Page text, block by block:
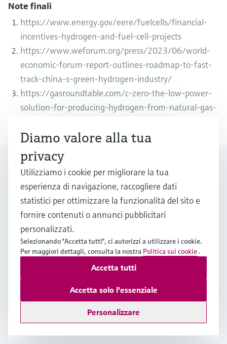
Note finali
https://www.energy.gov/eere/fuelcells/financial-
incentives-hydrogen-and-fuel-cell-projects
https://www.weforum.org/press/2023/06/world-
economic-forum-report-outlines-roadmap-to-fast-
track-china-s-green-hydrogen-industry/
https://gasroundtable.com/c-zero-the-low-power-
solution-for-producing-hydrogen-from-natural-gas-
Approfondite il tema della
sostenibilità
Transizione energetica attraverso
l’elettrificazione – un fattore
chiave per un mondo a "emissioni
Scoprite perché l'elettrificazione, favorendo la
transizione energetica industriale, è un fattore
chiave per un mondo a "emissioni nette zero" e
un futuro più sostenibile.
Diamo valore alla tua
privacy
Utilizziamo i cookie per migliorare la tua
esperienza di navigazione, raccogliere dati
statistici per ottimizzare la funzionalità del sito e
fornire contenuti o annunci pubblicitari
personalizzati.
Selezionando "Accetta tutti", ci autorizzi a utilizzare i cookie.
Per maggiori dettagli, consulta la nostra Politica sui cookie .
Personalizzare
Accetta solo l'essenziale
Accetta tutti